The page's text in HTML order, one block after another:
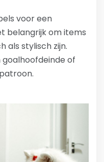
voor een
belangrijk om items
als stylisch zijn.
of